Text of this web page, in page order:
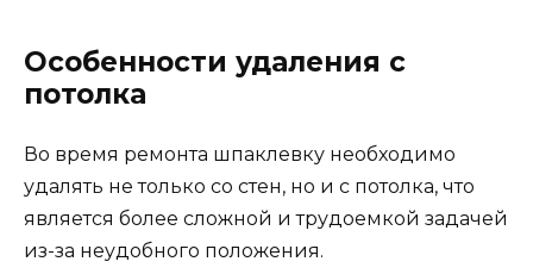
Особенности удаления с
потолка
Во время ремонта шпаклевку необходимо
удалять не только со стен, но и с потолка, что
является более сложной и трудоемкой задачей
из-за неудобного положения.